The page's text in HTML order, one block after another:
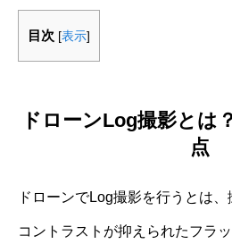
目次 [表示]
ドローンLog撮影とは
点
ドローンでLog撮影を行うとは
コントラストが抑えられたフラ